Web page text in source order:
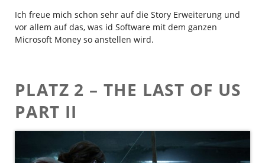
Ich freue mich schon sehr auf die Story Erweiterung und
vor allem auf das, was id Software mit dem ganzen
Microsoft Money so anstellen wird.
PLATZ 2 – THE LAST OF US
PART II